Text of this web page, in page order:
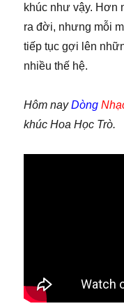
khúc như vậy. Hơn
ra đời, nhưng mỗi
tiếp tục gợi lên
nhiều thế hệ.
Hôm nayDòng
khúc Hoa Học Trò.